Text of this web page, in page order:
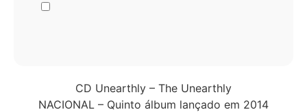
CD Unearthly – The Unearthly
NACIONAL – Quinto álbum lançado em 2014